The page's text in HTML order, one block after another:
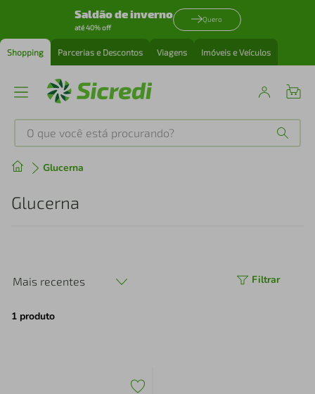
Saldão de inverno
até 40% off
Quero
Shopping Parcerias e Descontos Viagens Imóveis e Veículos
O que você está procurando?
Glucerna
Glucerna
Mais recentes Filtrar
1 produto
Produtos mais buscados
perfume
4º